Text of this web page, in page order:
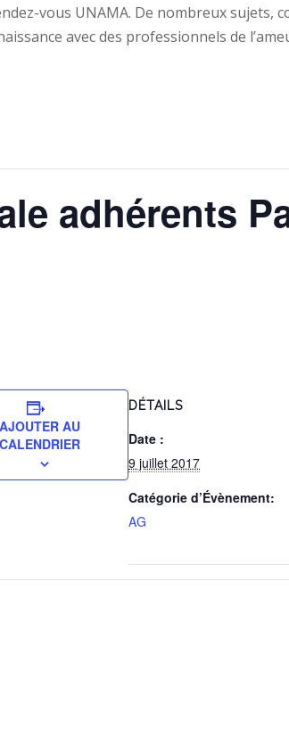
vous UNAMA. De nombreux sujets,
avec des professionnels de
adhérents
AJOUTER AU
CALENDRIER
DÉTAILS
Date :
9 juillet 2017
Catégorie d’Évènement:
AG